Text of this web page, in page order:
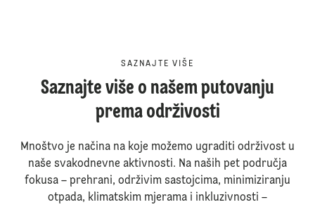
SAZNAJTE VIŠE
Saznajte više o našem putovanju
prema održivosti
Mnoštvo je načina na koje možemo ugraditi održivost u
naše svakodnevne aktivnosti. Na naših pet područja
fokusa – prehrani, održivim sastojcima, minimiziranju
otpada, klimatskim mjerama i inkluzivnosti –